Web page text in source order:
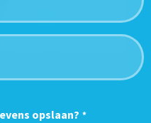
opslaan? *